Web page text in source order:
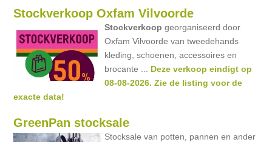
Stockverkoop Oxfam Vilvoorde
Stockverkoop georganiseerd door
Oxfam Vilvoorde van tweedehands
kleding, schoenen, accessoires en
brocante ... Deze verkoop eindigt op
08-08-2026. Zie de listing voor de
exacte data!
GreenPan stocksale
Stocksale van potten, pannen en ander